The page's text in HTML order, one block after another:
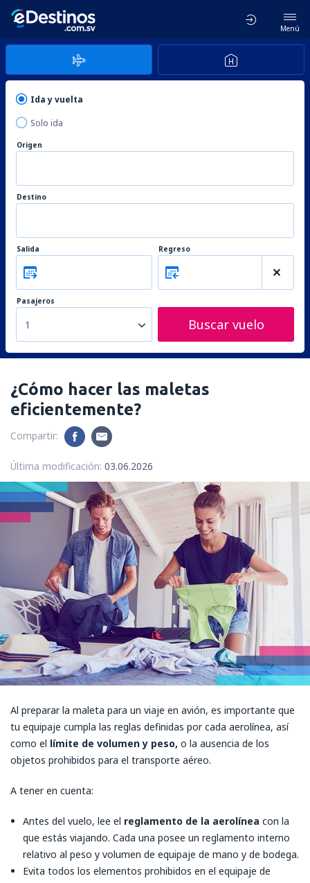
Menú
Ida y vuelta
Solo ida
Origen
Destino
Salida Regreso
Pasajeros
1 Buscar vuelo
¿Cómo hacer las maletas
eficientemente?
Compartir:
Última modificación: 03.06.2026
Al preparar la maleta para un viaje en avión, es importante que
tu equipaje cumpla las reglas definidas por cada aerolínea, así
como el límite de volumen y peso, o la ausencia de los
objetos prohibidos para el transporte aéreo.
A tener en cuenta:
Antes del vuelo, lee el reglamento de la aerolínea con la
que estás viajando. Cada una posee un reglamento interno
relativo al peso y volumen de equipaje de mano y de bodega.
Evita todos los elementos prohibidos en el equipaje de